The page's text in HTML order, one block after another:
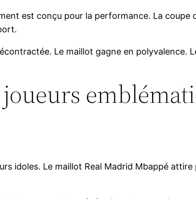
est conçu pour la performance. La
Le maillot gagne en polyvalence.
joueurs
idoles. Le maillot Real Madrid Mbappé